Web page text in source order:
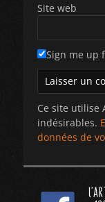
Site web
Sign me up
Ce site utilise
indésirables.
données de